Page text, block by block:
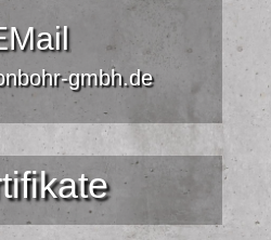
gmbh.de